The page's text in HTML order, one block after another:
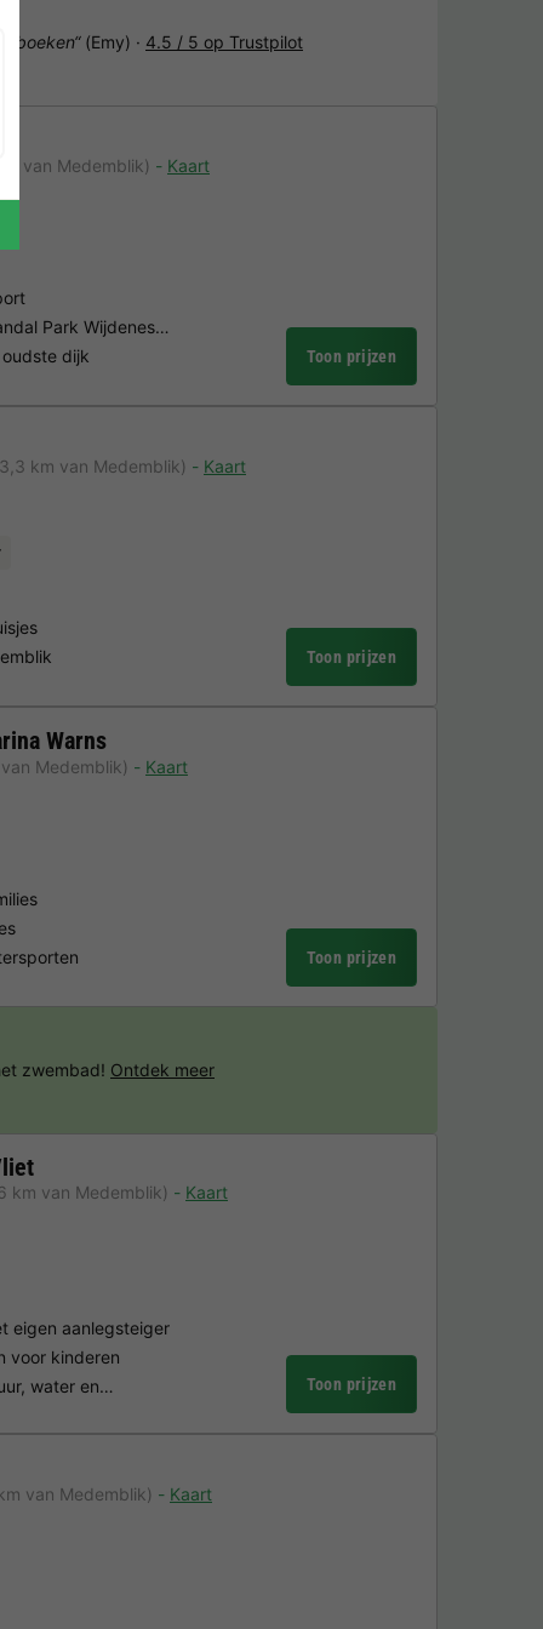
van Medemblik)
Kaart
Park Wijdenes…
dijk
Toon prijzen
km van Medemblik)
Kaart
Toon prijzen
Warns
Medemblik)
Kaart
Toon prijzen
km van Medemblik) Kaart
eigen aanlegsteiger
voor kinderen
water en…
Toon prijzen
van Medemblik)
Kaart
boeken“(Emy) · 4.5 / 5 op Trustpilot
zwembad! Ontdek meer